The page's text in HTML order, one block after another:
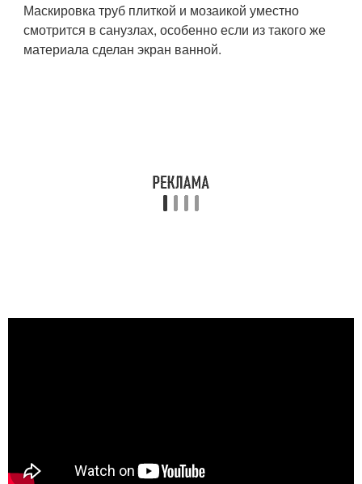
Маскировка труб плиткой и мозаикой уместно
смотрится в санузлах, особенно если из такого же
материала сделан экран ванной.